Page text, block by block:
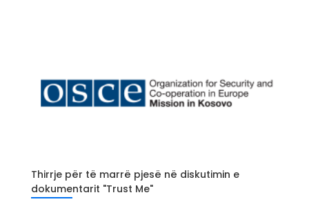
Thirrje për të marrë pjesë në diskutimin e
dokumentarit "Trust Me"